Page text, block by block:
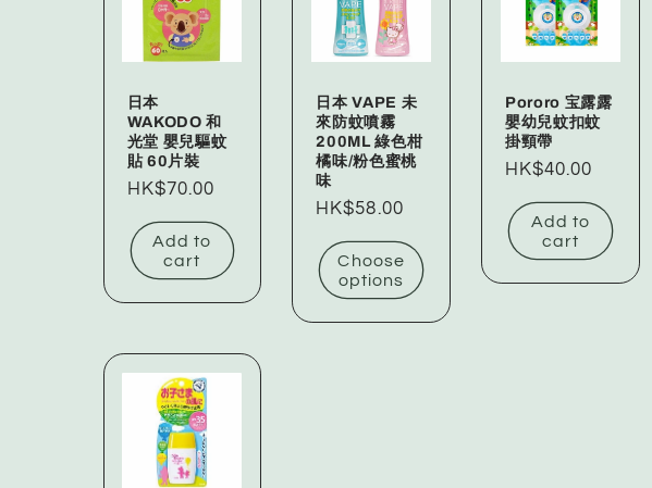
e
c
o
n
日本
WAKODO 和
光堂 嬰兒驅蚊
貼 60片裝
Regular
HK$70.00
Add to
cart
日本 VAPE 未
來防蚊噴霧
200ML 綠色柑
橘味/粉色蜜桃
味
Regular
HK$58.00
Choose
options
Pororo 宝露露
嬰幼兒蚊扣蚊
掛頸帶
Regular
HK$40.00
Add to
cart